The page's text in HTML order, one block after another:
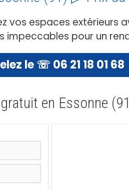
vos espaces
impeccables pour un
le ☏ 06 21 18 01 68
en Essonne